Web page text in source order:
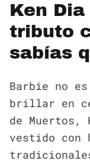
Ken Dia
tributo
sabías
Barbie no
brillar en
de Muertos,
vestido con